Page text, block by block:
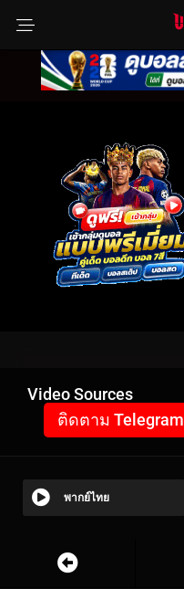
Video Sources
ติดตาม Telegram
พากย์ไทย